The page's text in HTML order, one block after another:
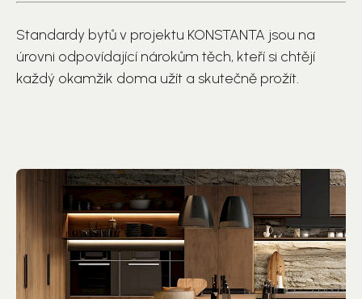
Standardy bytů v projektu KONSTANTA jsou na
úrovni odpovídající nárokům těch, kteří si chtějí
každý okamžik doma užít a skutečně prožít.